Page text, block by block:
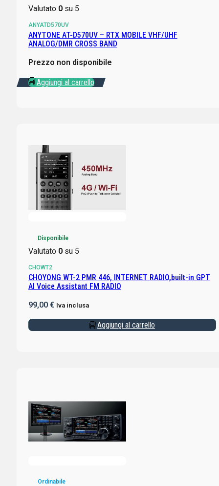
Valutato 0su 5
ANYATD570UV
ANYTONE AT-D570UV – RTX MOBILE VHF/UHF
ANALOG/DMR CROSS BAND
Prezzo non disponibile
Aggiungi al carrello
Disponibile
Valutato 0su 5
CHOWT2
CHOYONG WT-2 PMR 446, INTERNET RADIO,built-in GPT
AI Voice Assistant FM RADIO
99,00 € Iva inclusa
Aggiungi al carrello
Ordinabile